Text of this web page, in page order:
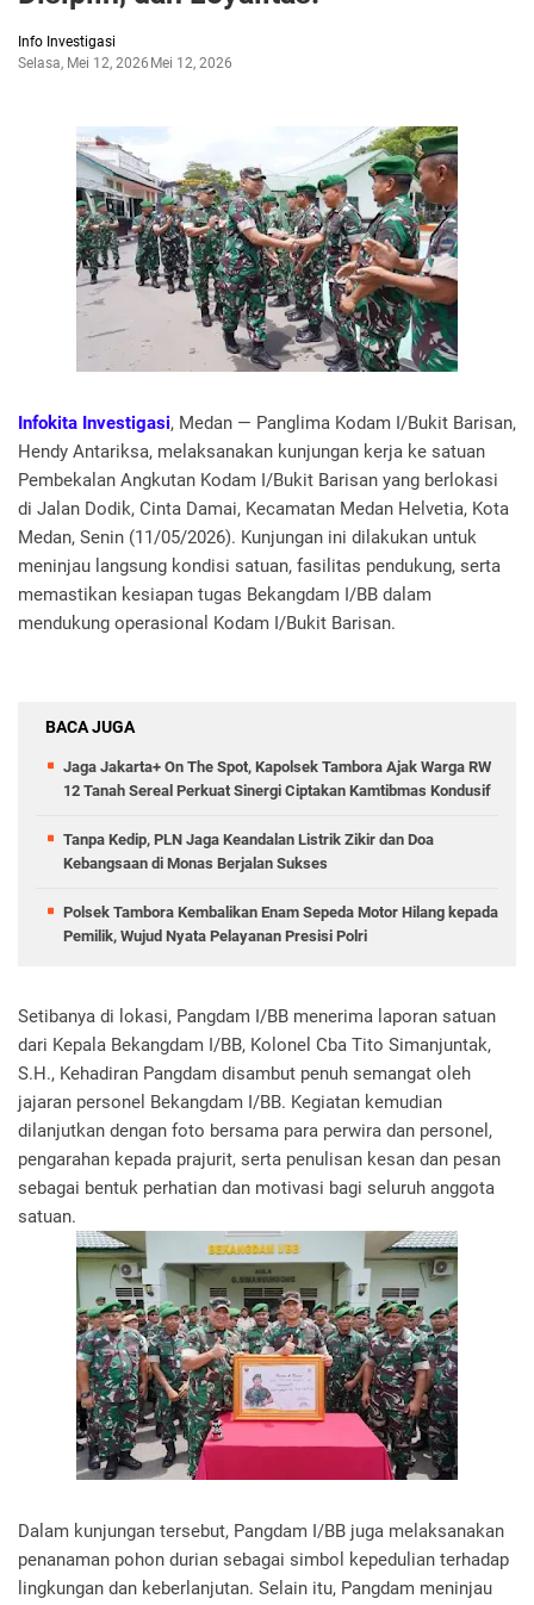
Info Investigasi
Selasa, Mei 12, 2026 Mei 12, 2026
Infokita Investigasi, Medan — Panglima Kodam I/Bukit Barisan,
Hendy Antariksa, melaksanakan kunjungan kerja ke satuan
Pembekalan Angkutan Kodam I/Bukit Barisan yang berlokasi
di Jalan Dodik, Cinta Damai, Kecamatan Medan Helvetia, Kota
Medan, Senin (11/05/2026). Kunjungan ini dilakukan untuk
meninjau langsung kondisi satuan, fasilitas pendukung, serta
memastikan kesiapan tugas Bekangdam I/BB dalam
mendukung operasional Kodam I/Bukit Barisan.
BACA JUGA
Jaga Jakarta+ On The Spot, Kapolsek Tambora Ajak Warga RW
12 Tanah Sereal Perkuat Sinergi Ciptakan Kamtibmas Kondusif
Tanpa Kedip, PLN Jaga Keandalan Listrik Zikir dan Doa
Kebangsaan di Monas Berjalan Sukses
Polsek Tambora Kembalikan Enam Sepeda Motor Hilang kepada
Pemilik, Wujud Nyata Pelayanan Presisi Polri
Setibanya di lokasi, Pangdam I/BB menerima laporan satuan
dari Kepala Bekangdam I/BB, Kolonel Cba Tito Simanjuntak,
S.H., Kehadiran Pangdam disambut penuh semangat oleh
jajaran personel Bekangdam I/BB. Kegiatan kemudian
dilanjutkan dengan foto bersama para perwira dan personel,
pengarahan kepada prajurit, serta penulisan kesan dan pesan
sebagai bentuk perhatian dan motivasi bagi seluruh anggota
satuan.
Dalam kunjungan tersebut, Pangdam I/BB juga melaksanakan
penanaman pohon durian sebagai simbol kepedulian terhadap
lingkungan dan keberlanjutan. Selain itu, Pangdam meninjau